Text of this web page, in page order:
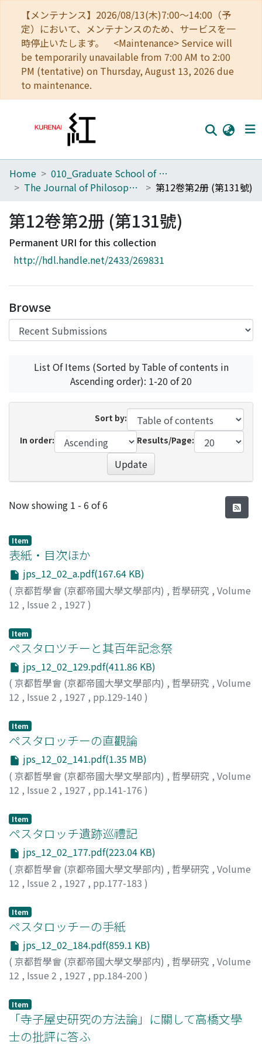
【メンテナンス】2026/08/13(木)7:00～14:00（予
定）において、メンテナンスのため、サービスを一
時停止いたします。 <Maintenance> Service will
be temporarily unavailable from 7:00 AM to 2:00
PM (tentative) on Thursday, August 13, 2026 due
to maintenance.
Home
Browse
Download Ranking
Access Statistics
Home
010_Graduate School of Letters
The Journal of Philosophical Studies
第12卷第2册 (第131號)
第12卷第2册 (第131號)
Permanent URI for this collection
http://hdl.handle.net/2433/269831
Browse
List Of Items (Sorted by Table of contents in
Ascending order): 1-20 of 20
Sort by:
In order:
Results/Page:
Update
Recent Submissions
Now showing 1 - 6 of 6
Item
表紙・目次ほか
jps_12_02_a.pdf(167.64 KB)
( 京都哲學會 (京都帝國大學文學部内) , 哲學研究 , Volume
12 , Issue 2 , 1927 )
Item
ぺスタロツチーと其百年記念祭
jps_12_02_129.pdf(411.86 KB)
( 京都哲學會 (京都帝國大學文學部内) , 哲學研究 , Volume
12 , Issue 2 , 1927 , pp.129-140 )
Item
ペスタロッチーの直觀論
jps_12_02_141.pdf(1.35 MB)
( 京都哲學會 (京都帝國大學文學部内) , 哲學研究 , Volume
12 , Issue 2 , 1927 , pp.141-176 )
Item
ペスタロッチ遺跡巡禮記
jps_12_02_177.pdf(223.04 KB)
( 京都哲學會 (京都帝國大學文學部内) , 哲學研究 , Volume
12 , Issue 2 , 1927 , pp.177-183 )
Item
ペスタロッチーの手紙
jps_12_02_184.pdf(859.1 KB)
( 京都哲學會 (京都帝國大學文學部内) , 哲學研究 , Volume
12 , Issue 2 , 1927 , pp.184-200 )
Item
「寺子屋史研究の方法論」に關して高橋文學
士の批評に答ふ